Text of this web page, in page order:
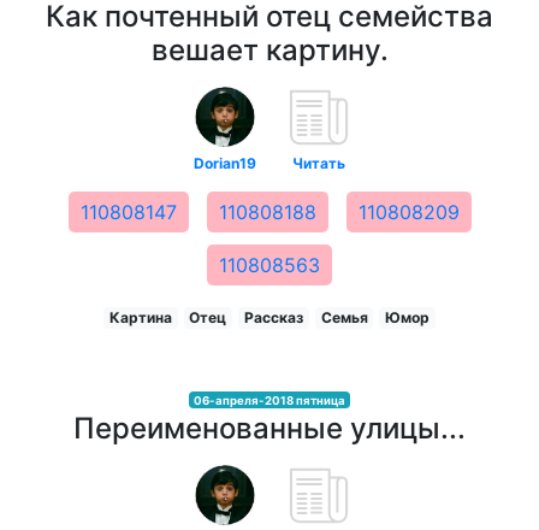
Как почтенный отец семейства
вешает картину.
Dorian19 Читать
110808147 110808188 110808209
110808563
Картина Отец Рассказ Семья Юмор
06-апреля-2018 пятница
Переименованные улицы...